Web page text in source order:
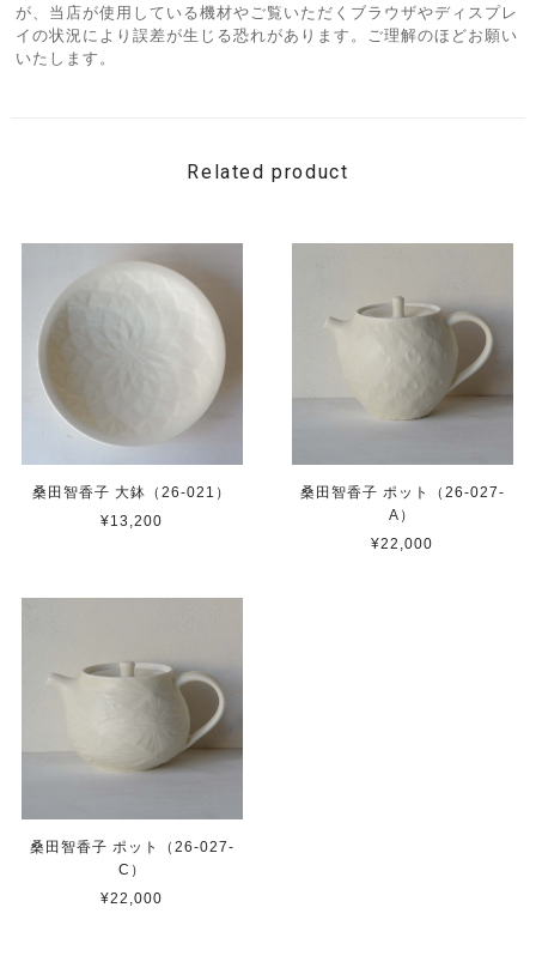
が、当店が使用している機材やご覧いただくブラウザやディスプレ
イの状況により誤差が生じる恐れがあります。ご理解のほどお願い
いたします。
Related product
桑田智香子 大鉢（26-021）
¥13,200
桑田智香子 ポット（26-027-
A）
¥22,000
桑田智香子 ポット（26-027-
C）
¥22,000